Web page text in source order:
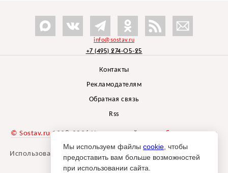
info@sostav.ru
+7 (495) 274-05-25
Контакты
Рекламодателям
Обратная связь
Rss
© Sostav.ru 1998-2026 Независимый проектбрендингового
агентства Depot
Использование материалов Sostav.ru допустимо только при
указании источника.
Мы используем файлы cookie , чтобы
предоставить вам больше возможностей
при использовании сайта.